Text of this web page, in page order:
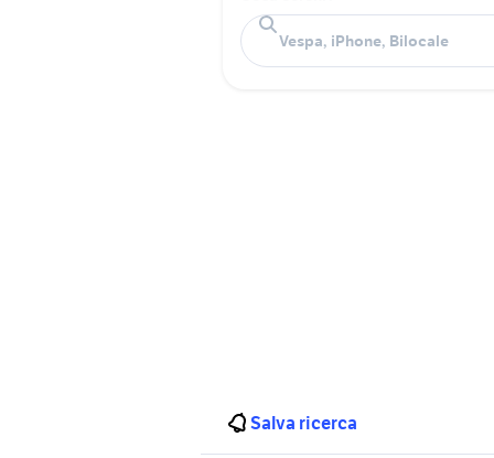
Salva ricerca